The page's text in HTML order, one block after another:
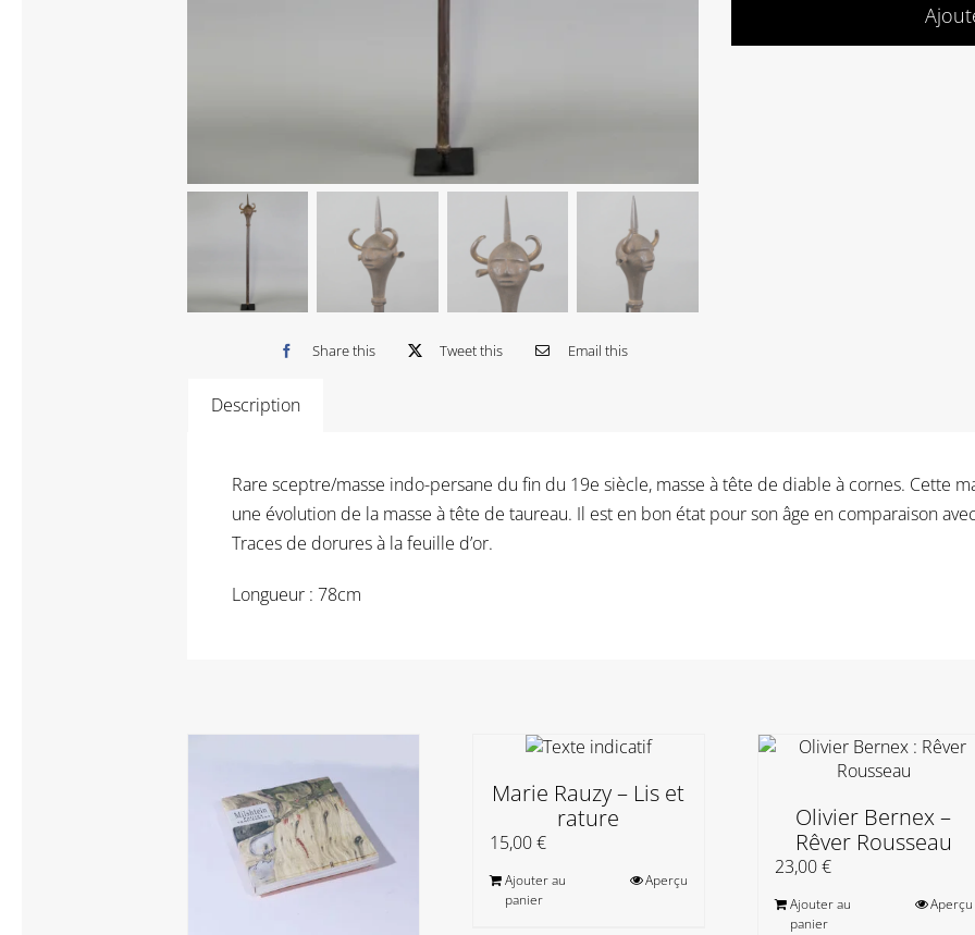
Share this Tweet this Email this
Description
Rare sceptre/masse indo-persane du fin du 19e siècle, masse à tête de diable à cornes. Cette
une évolution de la masse à tête de taureau. Il est en bon état pour son âge en comparaison
Traces de dorures à la feuille d’or.
Longueur : 78cm
Marie Rauzy – Lis et
rature
15,00€
Ajouter au
panier
Aperçu
Olivier Bernex –
Rêver Rousseau
23,00€
Ajouter au
panier
Aperçu